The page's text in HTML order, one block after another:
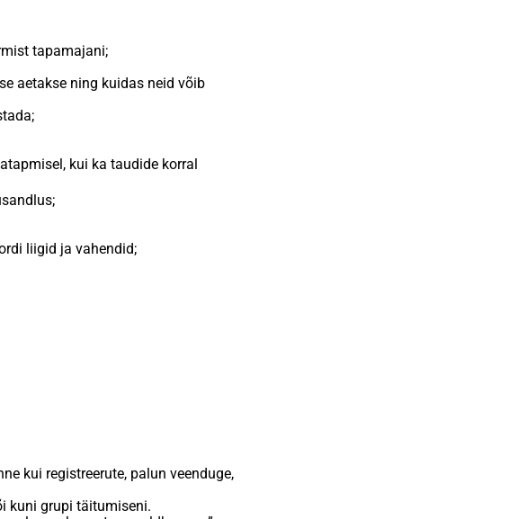
tapamajani;
aetakse ning kuidas neid võib
kui ka taudide korral
liigid ja vahendid;
kui registreerute, palun veenduge,
kuni grupi täitumiseni.